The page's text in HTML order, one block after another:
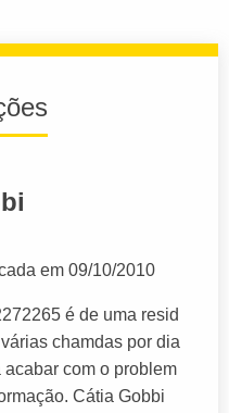
em 09/10/2010
é de uma resid
chamdas por dia
com o problem
Cátia Gobbi